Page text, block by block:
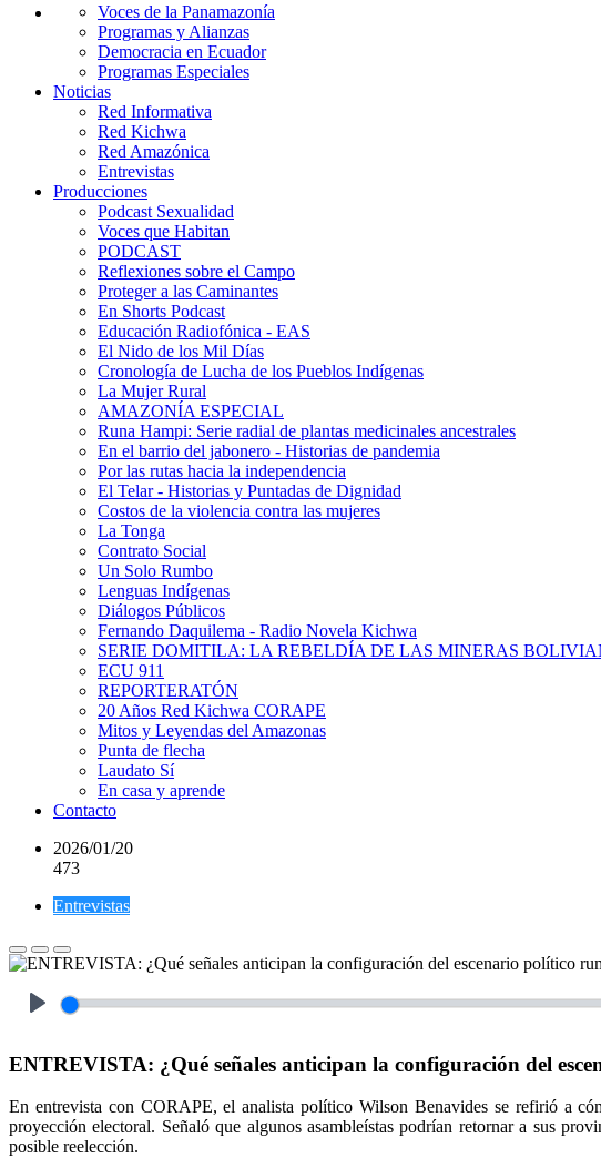
Voces de la Panamazonía
Programas y Alianzas
Democracia en Ecuador
Programas Especiales
Noticias
Red Informativa
Red Kichwa
Red Amazónica
Entrevistas
Producciones
Podcast Sexualidad
Voces que Habitan
PODCAST
Reflexiones sobre el Campo
Proteger a las Caminantes
En Shorts Podcast
Educación Radiofónica - EAS
El Nido de los Mil Días
Cronología de Lucha de los Pueblos Indígenas
La Mujer Rural
AMAZONÍA ESPECIAL
Runa Hampi: Serie radial de plantas medicinales ancestrales
En el barrio del jabonero - Historias de pandemia
Por las rutas hacia la independencia
El Telar - Historias y Puntadas de Dignidad
Costos de la violencia contra las mujeres
La Tonga
Contrato Social
Un Solo Rumbo
Lenguas Indígenas
Diálogos Públicos
Fernando Daquilema - Radio Novela Kichwa
SERIE DOMITILA: LA REBELDÍA DE LAS MINERAS
ECU 911
REPORTERATÓN
20 Años Red Kichwa CORAPE
Mitos y Leyendas del Amazonas
Punta de flecha
Laudato Sí
En casa y aprende
Contacto
2026/01/20
473
Entrevistas
ENTREVISTA: ¿Qué señales anticipan la configuración del
En entrevista con CORAPE, el analista político Wilson Benavides se refirió a
proyección electoral. Señaló que algunos asambleístas podrían retornar a sus
posible reelección.